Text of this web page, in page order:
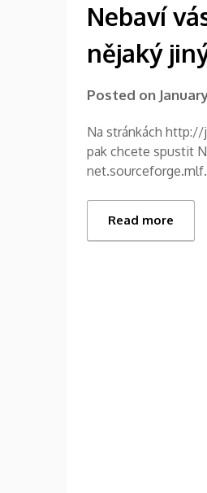
Nebaví
nějaký
Posted on
Na stránkách
pak chcete spustit
Read more